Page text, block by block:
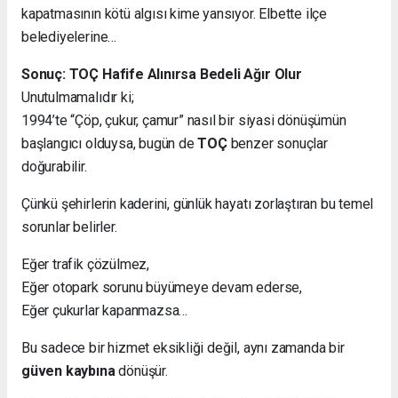
kapatmasının kötü algısı kime yansıyor. Elbette ilçe
belediyelerine…
Sonuç: TOÇ Hafife Alınırsa Bedeli Ağır Olur
Unutulmamalıdır ki;
1994’te “Çöp, çukur, çamur” nasıl bir siyasi dönüşümün
başlangıcı olduysa, bugün deTOÇbenzer sonuçlar
doğurabilir.
Çünkü şehirlerin kaderini, günlük hayatı zorlaştıran bu temel
sorunlar belirler.
Eğer trafik çözülmez,
Eğer otopark sorunu büyümeye devam ederse,
Eğer çukurlar kapanmazsa…
Bu sadece bir hizmet eksikliği değil, aynı zamanda bir
güven kaybınadönüşür.